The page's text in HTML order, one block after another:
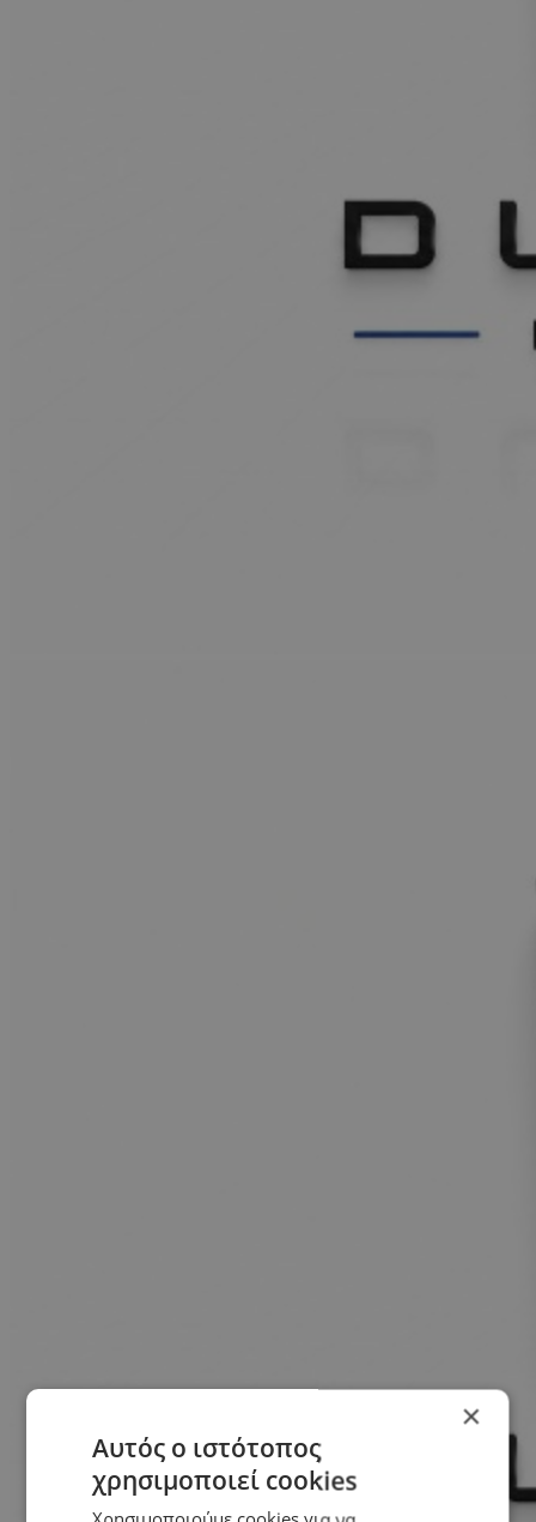
×
Αυτός ο ιστότοπος
χρησιμοποιεί cookies